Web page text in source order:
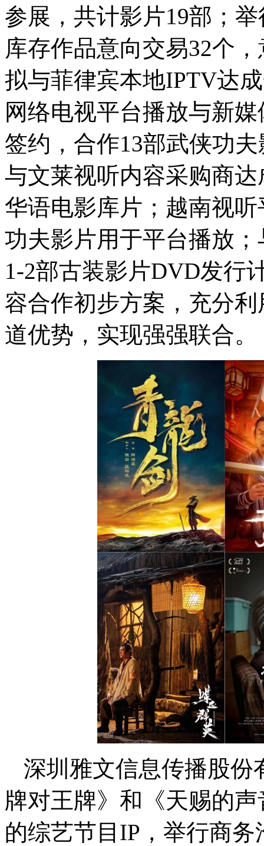
参展，共计影片19部；
库存作品意向交易32个
拟与菲律宾本地IPTV达
网络电视平台播放与新
签约，合作13部武侠功
与文莱视听内容采购商
华语电影库片；越南视
功夫影片用于平台播放
1-2部古装影片DVD发行
容合作初步方案，充分
道优势，实现强强联合。
深圳雅文信息传播股份
牌对王牌》和《天赐的
的综艺节目IP，举行商